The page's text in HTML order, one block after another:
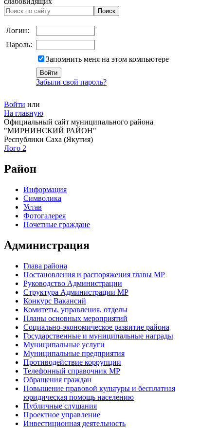
Логин:
Пароль:
Запомнить меня на этом компьютере
Забыли свой пароль?
Войти или
На главную
Официальный сайт муниципального района
"МИРНИНСКИЙ РАЙОН"
Республики Саха (Якутия)
Лого 2
Район
Информация
Символика
Устав
Фотогалерея
Почетные граждане
Администрация
Глава района
Постановления и распоряжения главы МР
Руководство Администрации
Структура Администрации МР
Конкурс Вакансий
Комитеты, управления, отделы
Планы основных мероприятий
Социально-экономическое развитие района
Государственные и муниципальные награды
Муниципальные услуги
Муниципальные предприятия
Противодействие коррупции
Телефонный справочник МР
Обращения граждан
Повышение правовой культуры и бесплатная
юридическая помощь населению
Публичные слушания
Проектное управление
Инвестиционная деятельность